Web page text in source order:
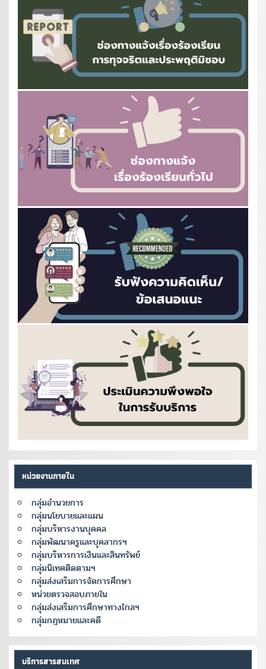
หน่วยงานภายใน
กลุ่มอำนวยการ
กลุ่มนโยบายและแผน
กลุ่มบริหารงานบุคคล
กลุ่มพัฒนาครูและบุคลากรฯ
กลุ่มบริหารการเงินและสินทรัพย์
กลุ่มนิเทศติดตามฯ
กลุ่มส่งเสริมการจัดการศึกษา
หน่วยตรวจสอบภายใน
กลุ่มส่งเสริมการศึกษาทางไกลฯ
กลุ่มกฎหมายและคดี
บริการสารสนเทศ